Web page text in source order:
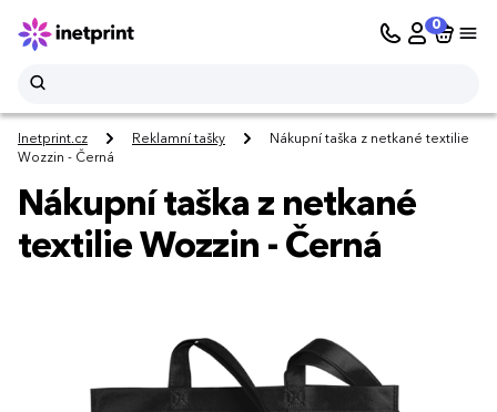
0
Inetprint.cz Reklamní tašky
Nákupní taška z netkané textilie
Wozzin - Černá
Nákupní taška z netkané
textilie Wozzin - Černá